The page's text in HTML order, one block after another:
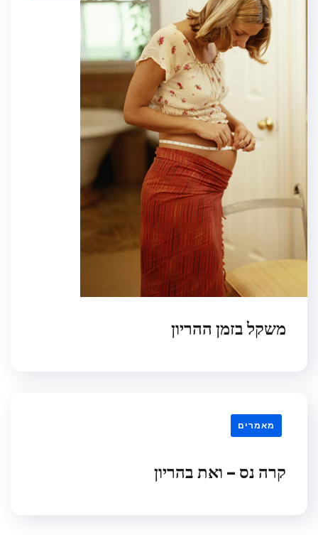
משקל בזמן ההריון
מאמרים
קרה נס – ואת בהריון